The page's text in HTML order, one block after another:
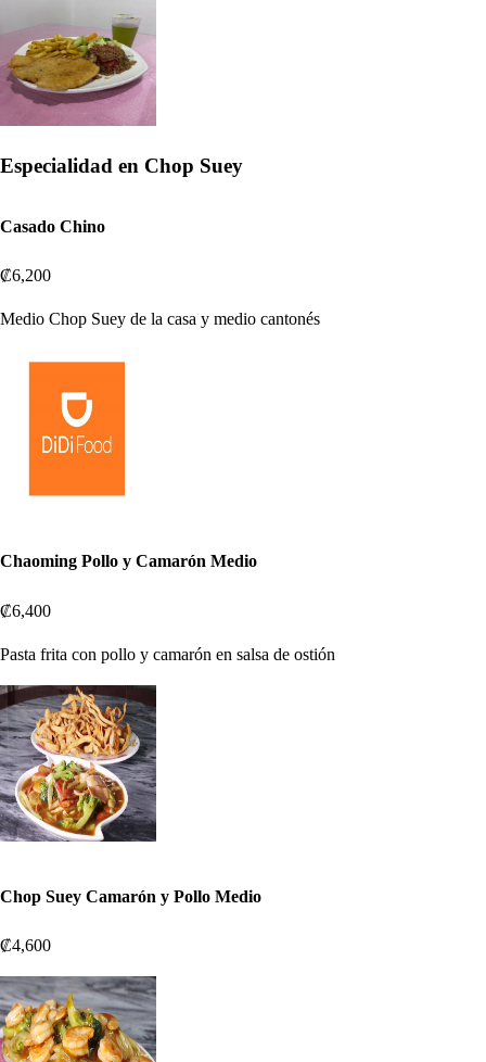
Especialidad en Chop Suey
Casado Chino
₡6,200
Medio Chop Suey de la casa y medio cantonés
Chaoming Pollo y Camarón Medio
₡6,400
Pasta frita con pollo y camarón en salsa de ostión
Chop Suey Camarón y Pollo Medio
₡4,600